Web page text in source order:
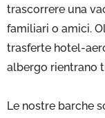
trascorrere una
familiari o amici.
trasferte hotel-
albergo rientrano
Le nostre barche